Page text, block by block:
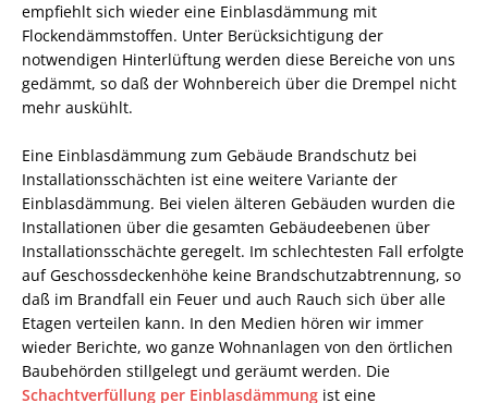
empfiehlt sich wieder eine Einblasdämmung mit
Flockendämmstoffen. Unter Berücksichtigung der
notwendigen Hinterlüftung werden diese Bereiche von uns
gedämmt, so daß der Wohnbereich über die Drempel nicht
mehr auskühlt.
Eine Einblasdämmung zum Gebäude Brandschutz bei
Installationsschächten ist eine weitere Variante der
Einblasdämmung. Bei vielen älteren Gebäuden wurden die
Installationen über die gesamten Gebäudeebenen über
Installationsschächte geregelt. Im schlechtesten Fall erfolgte
auf Geschossdeckenhöhe keine Brandschutzabtrennung, so
daß im Brandfall ein Feuer und auch Rauch sich über alle
Etagen verteilen kann. In den Medien hören wir immer
wieder Berichte, wo ganze Wohnanlagen von den örtlichen
Baubehörden stillgelegt und geräumt werden. Die
Schachtverfüllung per Einblasdämmung ist eine